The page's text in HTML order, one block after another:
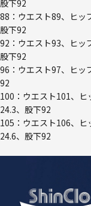
股下92
88：ウエスト89、ヒッ
股下92
92：ウエスト93、ヒッ
股下92
96：ウエスト97、ヒッ
92
100：ウエスト101、ヒ
24.3、股下92
105：ウエスト106、ヒ
24.6、股下92